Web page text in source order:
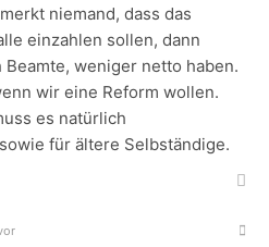
niemand, dass das
einzahlen sollen, dann
weniger netto haben.
wir eine Reform wollen.
es natürlich
für ältere Selbständige.